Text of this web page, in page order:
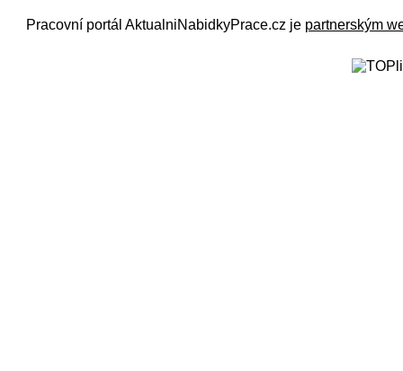
Pracovní portál AktualniNabidkyPrace.cz je partnerským